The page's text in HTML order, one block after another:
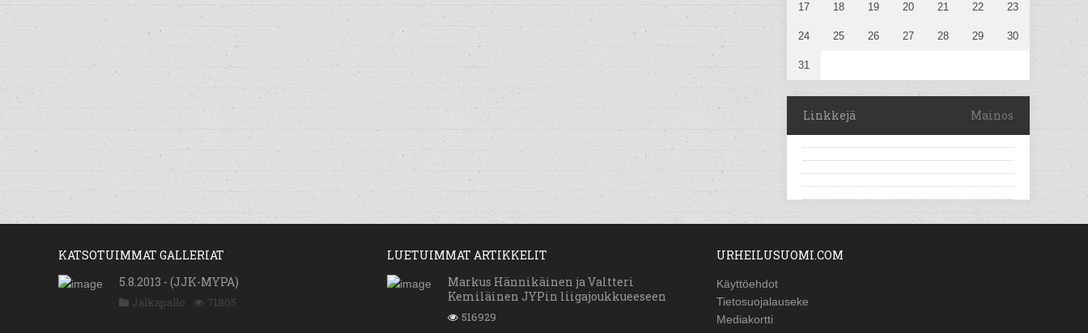
17 18 19 20 21 22 23
24 25 26 27 28 29 30
31
Linkkejä Mainos
KATSOTUIMMAT GALLERIAT
5.8.2013 - (JJK-MYPA)
Jalkapallo 71805
LUETUIMMAT ARTIKKELIT
Markus Hännikäinen ja Valtteri
Kemiläinen JYPin liigajoukkueeseen
516929
URHEILUSUOMI.COM
Käyttöehdot
Tietosuojalauseke
Mediakortti